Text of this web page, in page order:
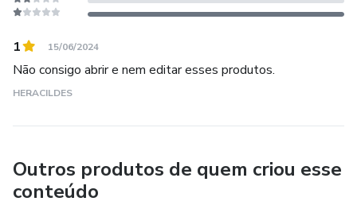
1 15/06/2024
Não consigo abrir e nem editar esses produtos.
HERACILDES
Outros produtos de quem criou esse
conteúdo